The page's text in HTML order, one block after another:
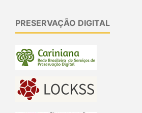
PRESERVAÇÃO DIGITAL